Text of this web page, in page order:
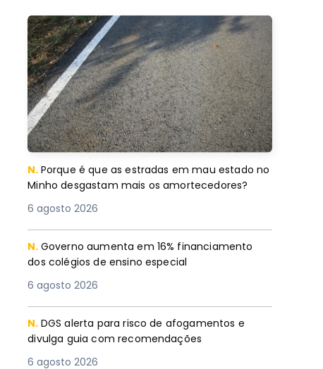
N. Porque é que as estradas em mau estado no
Minho desgastam mais os amortecedores?
6 agosto 2026
N. Governo aumenta em 16% financiamento
dos colégios de ensino especial
6 agosto 2026
N. DGS alerta para risco de afogamentos e
divulga guia com recomendações
6 agosto 2026